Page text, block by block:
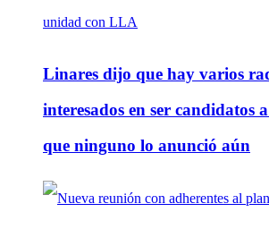
Linares dijo que hay varios
interesados en ser candidatos
que ninguno lo anunció aún